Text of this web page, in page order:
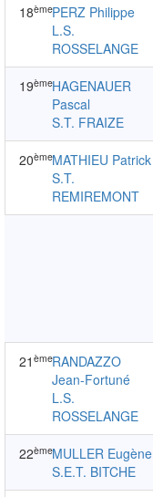
18èmePERZ Philippe
L.S.
ROSSELANGE
19èmeHAGENAUER
Pascal
S.T. FRAIZE
20èmeMATHIEU Patrick
S.T.
REMIREMONT
21 èmeRANDAZZO
Jean-Fortuné
L.S.
ROSSELANGE
22èmeMULLER Eugène
S.E.T. BITCHE